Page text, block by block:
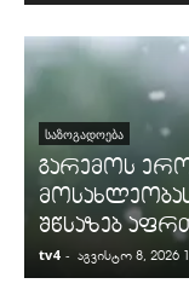
ᲡᲐᲖᲝᲒᲐᲓᲝᲔᲑᲐ
გარემოს
შწსაზებ
tv4 - აგვისტო 8, 2026